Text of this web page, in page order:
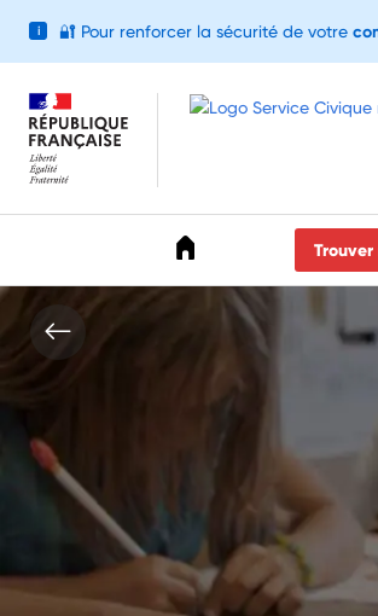
i 🔐 Pour renforcer la sécurité de votre